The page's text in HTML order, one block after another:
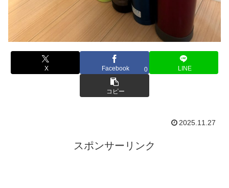
X Facebook 0 LINE
コピー
2025.11.27
スポンサーリンク